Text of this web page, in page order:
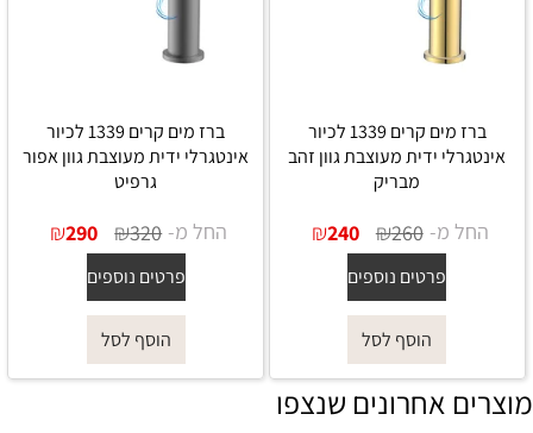
ברז מים קרים 1339 לכיור
אינטגרלי ידית מעוצבת גוון זהב
מבריק
החל מ- ₪260
₪240
פרטים נוספים
הוסף לסל
ברז מים קרים 1339 לכיור
אינטגרלי ידית מעוצבת גוון אפור
גרפיט
החל מ- ₪320
₪290
פרטים נוספים
הוסף לסל
מוצרים אחרונים שנצפו